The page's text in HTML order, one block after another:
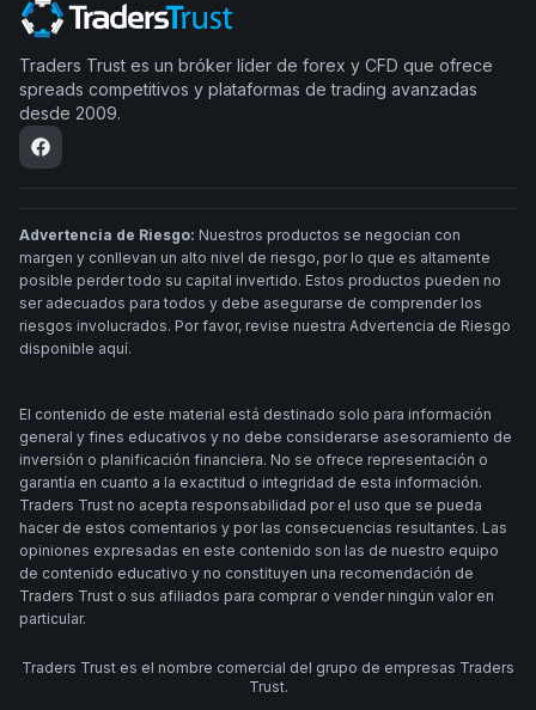
Traders Trust es un bróker líder de forex y CFD que ofrece
spreads competitivos y plataformas de trading avanzadas
desde 2009.
Advertencia de Riesgo: Nuestros productos se negocian con
margen y conllevan un alto nivel de riesgo, por lo que es altamente
posible perder todo su capital invertido. Estos productos pueden no
ser adecuados para todos y debe asegurarse de comprender los
riesgos involucrados. Por favor, revise nuestra Advertencia de Riesgo
disponible aquí.
El contenido de este material está destinado solo para información
general y fines educativos y no debe considerarse asesoramiento de
inversión o planificación financiera. No se ofrece representación o
garantía en cuanto a la exactitud o integridad de esta información.
Traders Trust no acepta responsabilidad por el uso que se pueda
hacer de estos comentarios y por las consecuencias resultantes. Las
opiniones expresadas en este contenido son las de nuestro equipo
de contenido educativo y no constituyen una recomendación de
Traders Trust o sus afiliados para comprar o vender ningún valor en
particular.
Traders Trust es el nombre comercial del grupo de empresas Traders
Trust.